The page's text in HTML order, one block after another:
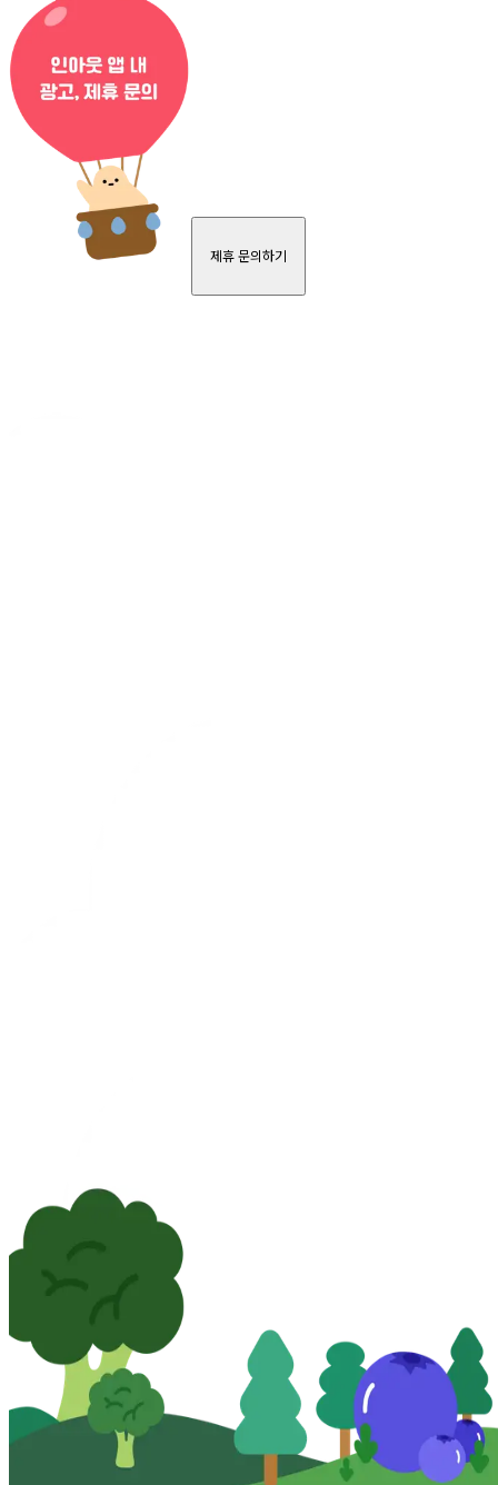
제휴 문의하기